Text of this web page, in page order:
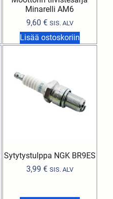
Minarelli AM6
9,60 € SIS. ALV
Lisää ostoskoriin
Sytytystulppa NGK BR9ES
3,99 € SIS. ALV